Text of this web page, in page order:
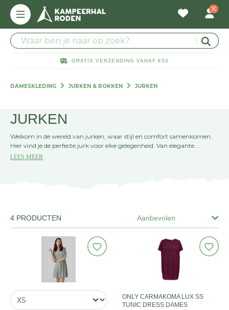
GRATIS VERZENDING VANAF €50
DAMESKLEDING JURKEN & ROKKEN JURKEN
JURKEN
Welkom in de wereld van jurken, waar stijl en comfort samenkomen.
Hier vind je de perfecte jurk voor elke gelegenheid. Van elegante
avondjurken tot casual zomerjurkjes, jouw zoektocht naar de ideale
LEES MEER
Aanbevolen
4 PRODUCTEN
ONLY CARMAKOMA LUX SS
TUNIC DRESS DAMES